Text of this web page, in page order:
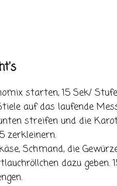
starten, 15 Sek/
auf das laufende
streifen und die
zerkleinern.
Schmand, die
dazu geben.